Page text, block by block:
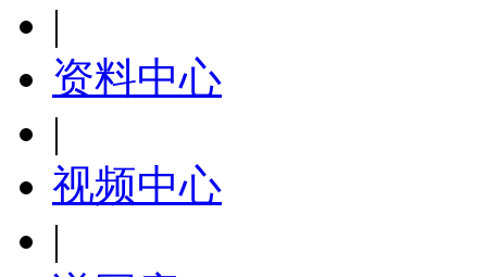
|
资料中心
|
视频中心
|